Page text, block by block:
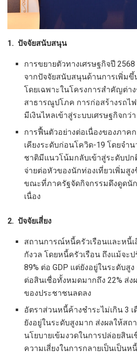
1. ปัจจัยสนับสนุน
การขยายตัวทางเศรษฐกิจปี
จากปัจจัยสนับสนุนด้านการเพิ่ม
โดยเฉพาะในโครงการสำคัญต่า
สาธารณูปโภค การก่อสร้างรถไ
มีเงินไหลเข้าสู่ระบบเศรษฐกิจก
การฟื้นตัวอย่างต่อเนื่องของภาค
เคียงระดับก่อนโควิด-19 โดยจำ
ชาติมีแนวโน้มกลับเข้าสู่ระดับป
จ่ายต่อหัวของนักท่องเที่ยวเพิ่มสู
ขณะที่ภาครัฐจัดกิจกรรมดึงดูดนัก
เนื่อง
2. ปัจจัยเสี่ยง
สถานการณ์หนี้ครัวเรือนและหนี้เ
กังวล โดยหนี้ครัวเรือน ถึงแม้จะ
89% ต่อ GDP แต่ยังอยู่ในระดับสู
ต่อสินเชื่อทั้งหมดมากถึง 22% ส่ง
ของประชาชนลดลง
อัตราส่วนหนี้ค้างชำระไม่เกิน 3
ยังอยู่ในระดับสูงมาก ส่งผลให้สถ
นโยบายเข้มงวดในการปล่อยสินเ
ความเสี่ยงในการกลายเป็นเป็นห